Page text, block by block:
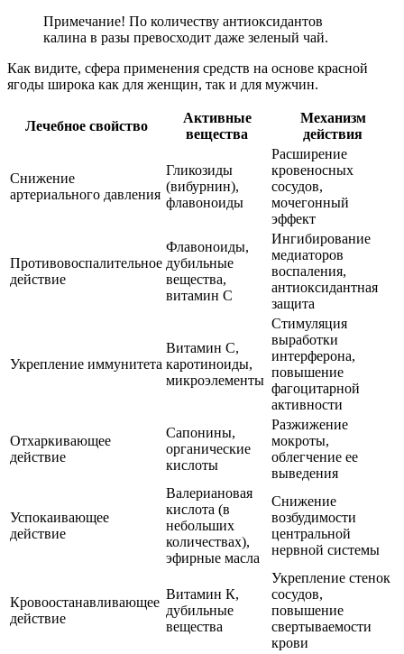
Примечание! По количеству антиоксидантов
калина в разы превосходит даже зеленый чай.
Как видите, сфера применения средств на основе красной
ягоды широка как для женщин, так и для мужчин.
Лечебное свойство
Активные
вещества
Механизм
действия
Снижение
артериального давления
Гликозиды
(вибурнин),
флавоноиды
Расширение
кровеносных
сосудов,
мочегонный
эффект
Противовоспалительное
действие
Флавоноиды,
дубильные
вещества,
витамин С
Ингибирование
медиаторов
воспаления,
антиоксидантная
защита
Укрепление иммунитета
Витамин С,
каротиноиды,
микроэлементы
Стимуляция
выработки
интерферона,
повышение
фагоцитарной
активности
Отхаркивающее
действие
Сапонины,
органические
кислоты
Разжижение
мокроты,
облегчение ее
выведения
Успокаивающее
действие
Валериановая
кислота (в
небольших
количествах),
эфирные масла
Снижение
возбудимости
центральной
нервной системы
Кровоостанавливающее
действие
Витамин К,
дубильные
вещества
Укрепление стенок
сосудов,
повышение
свертываемости
крови